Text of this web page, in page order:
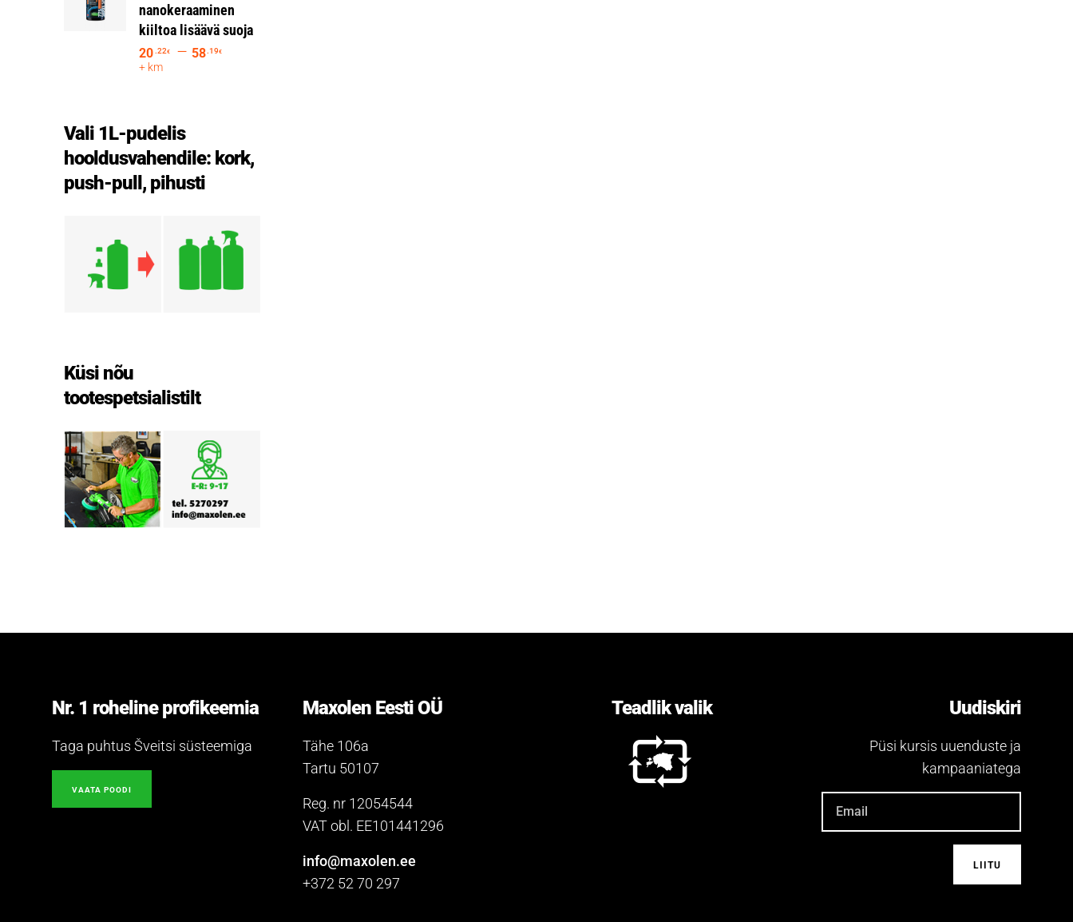
nanokeraaminen
kiiltoa lisäävä suoja
20.22€ – 58.19€
+ km
Vali 1L-pudelis
hooldusvahendile: kork,
push-pull, pihusti
Küsi nõu
tootespetsialistilt
Nr. 1 roheline profikeemia
Taga puhtus Šveitsi süsteemiga
VAATA POODI
Maxolen Eesti OÜ
Tähe 106a
Tartu 50107
Reg. nr 12054544
VAT obl. EE101441296
info@maxolen.ee
+372 52 70 297
Teadlik valik Uudiskiri
Püsi kursis uuenduste ja
kampaaniatega